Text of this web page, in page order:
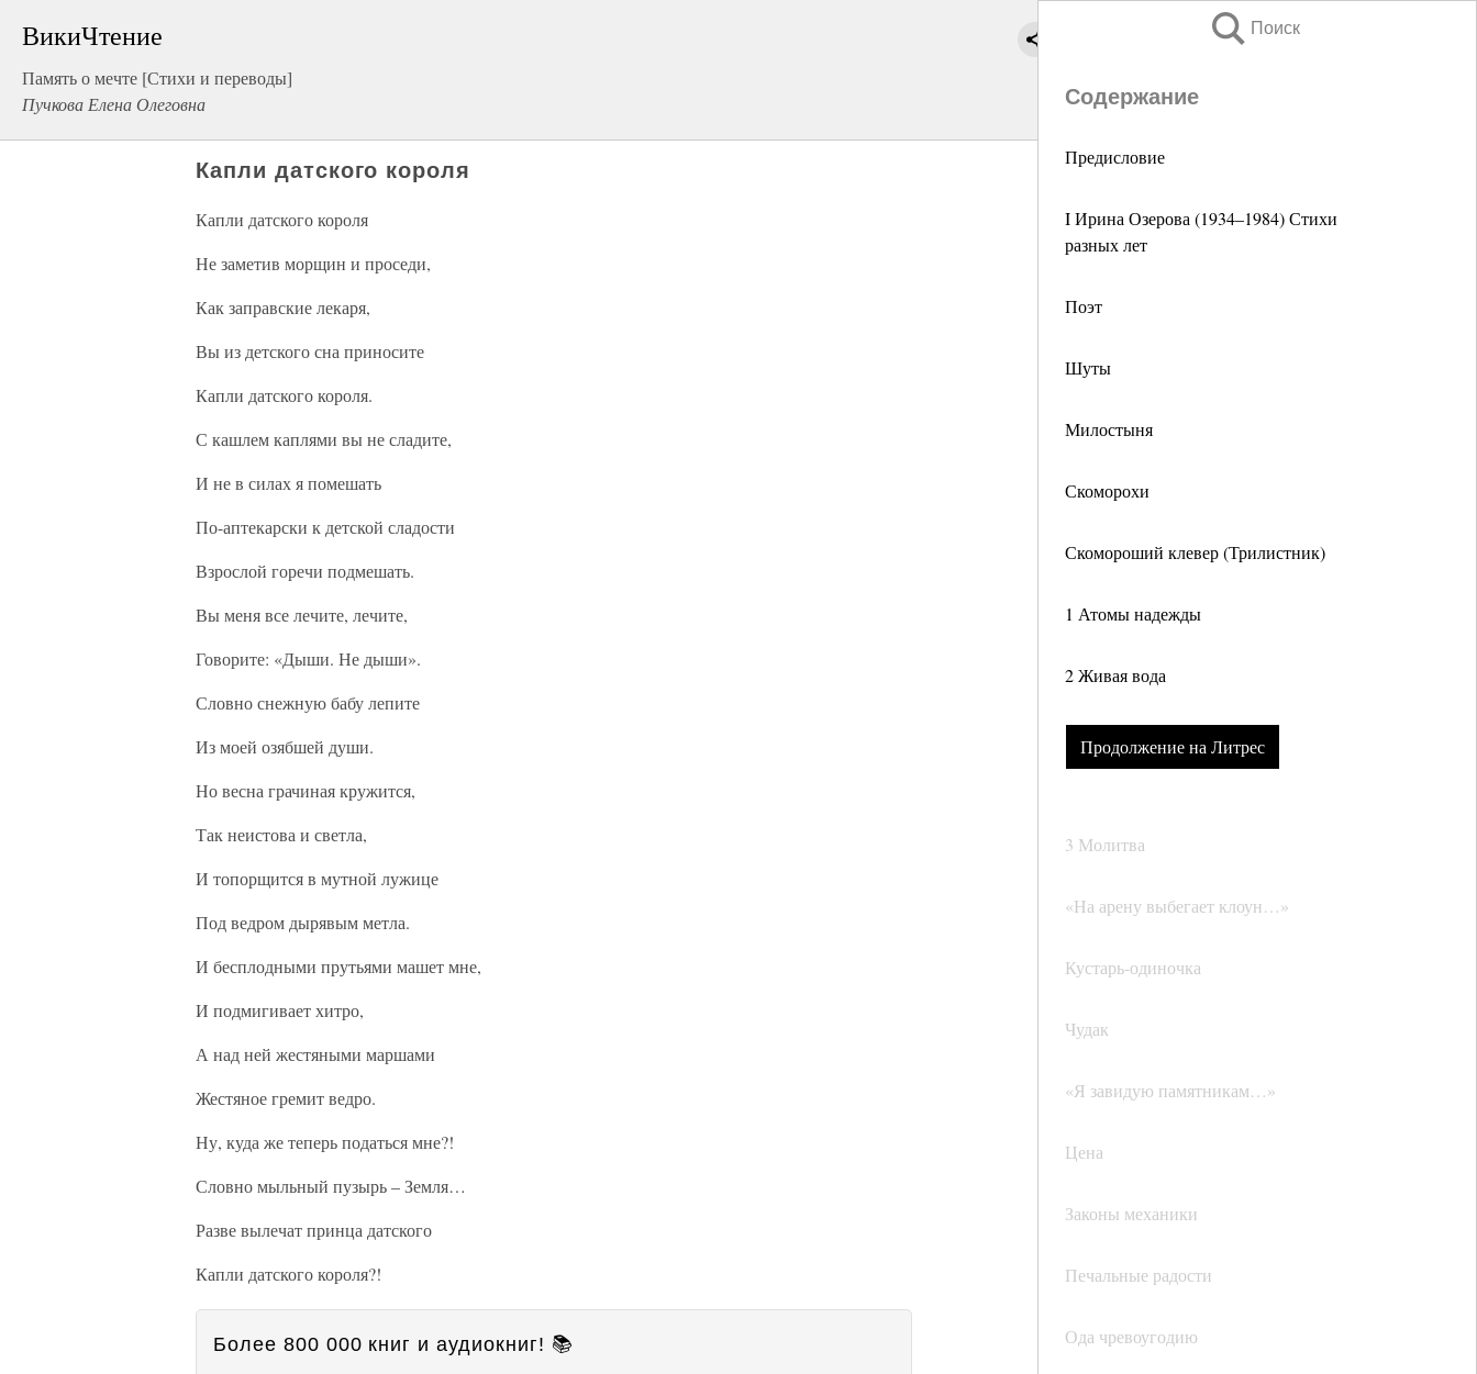
ВикиЧтение
Память о мечте [Стихи и переводы]
Пучкова Елена Олеговна
Поиск
Содержание
Предисловие
I Ирина Озерова (1934–1984) Стихи
разных лет
Поэт
Шуты
Милостыня
Скоморохи
Скомороший клевер (Трилистник)
1 Атомы надежды
2 Живая вода
Продолжение на Литрес
3 Молитва
«На арену выбегает клоун…»
Кустарь-одиночка
Чудак
«Я завидую памятникам…»
Цена
Законы механики
Печальные радости
Ода чревоугодию
Капли датского короля
Капли датского короля
Не заметив морщин и проседи,
Как заправские лекаря,
Вы из детского сна приносите
Капли датского короля.
С кашлем каплями вы не сладите,
И не в силах я помешать
По-аптекарски к детской сладости
Взрослой горечи подмешать.
Вы меня все лечите, лечите,
Говорите: «Дыши. Не дыши».
Словно снежную бабу лепите
Из моей озябшей души.
Но весна грачиная кружится,
Так неистова и светла,
И топорщится в мутной лужице
Под ведром дырявым метла.
И бесплодными прутьями машет мне,
И подмигивает хитро,
А над ней жестяными маршами
Жестяное гремит ведро.
Ну, куда же теперь податься мне?!
Словно мыльный пузырь – Земля…
Разве вылечат принца датского
Капли датского короля?!
Более 800 000 книг и аудиокниг! 📚